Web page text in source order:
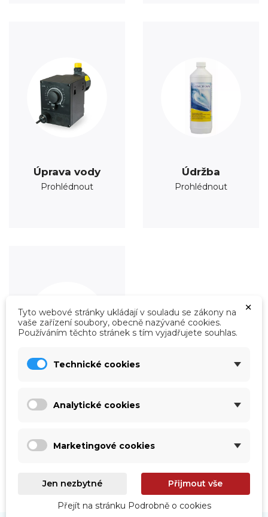
Úprava vody
Prohlédnout
Údržba
Prohlédnout
Prohlédnout
×
Tyto webové stránky ukládají v souladu se zákony na
vaše zařízení soubory, obecně nazývané cookies.
Používáním těchto stránek s tím vyjadřujete souhlas.
Technické cookies
Analytické cookies
Marketingové cookies
Jen nezbytné Přijmout vše
Přejít na stránku Podrobně o cookies